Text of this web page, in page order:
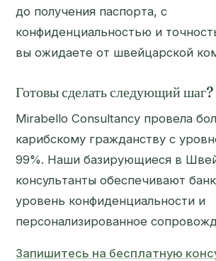
до получения паспорта, с
конфиденциальностью и
вы ожидаете от швейцарской
Готовы сделать следующий шаг?
Mirabello Consultancy провела
карибскому гражданству с
99%. Наши базирующиеся в
консультанты обеспечивают
уровень конфиденциальности и
персонализированное
Запишитесь на бесплатную